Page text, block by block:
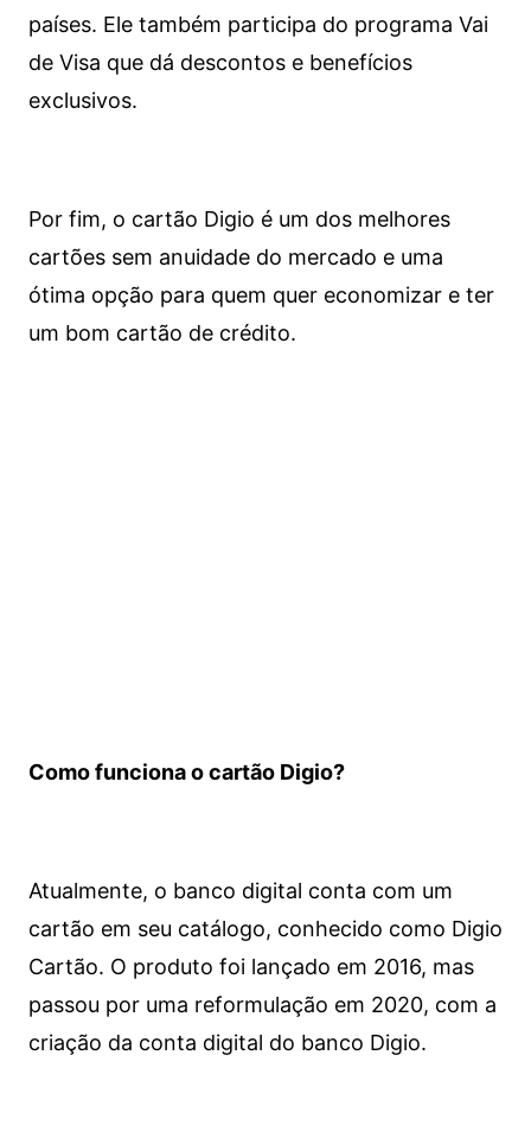
países. Ele também participa do programa Vai
de Visa que dá descontos e benefícios
exclusivos.
Por fim, o cartão Digio é um dos melhores
cartões sem anuidade do mercado e uma
ótima opção para quem quer economizar e ter
um bom cartão de crédito.
Como funciona o cartão Digio?
Atualmente, o banco digital conta com um
cartão em seu catálogo, conhecido como Digio
Cartão. O produto foi lançado em 2016, mas
passou por uma reformulação em 2020, com a
criação da conta digital do banco Digio.